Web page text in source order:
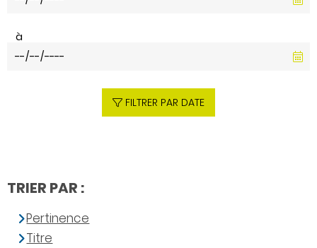
à
FILTRER PAR DATE
TRIER PAR :
Pertinence
Titre